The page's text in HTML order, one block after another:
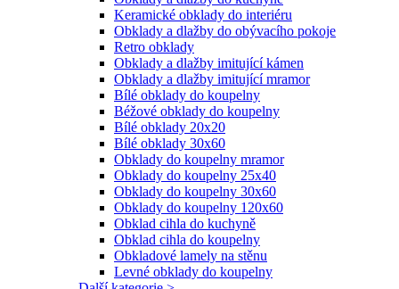
Keramické obklady do interiéru
Obklady a dlažby do obývacího pokoje
Retro obklady
Obklady a dlažby imitující kámen
Obklady a dlažby imitující mramor
Bílé obklady do koupelny
Béžové obklady do koupelny
Bílé obklady 20x20
Bílé obklady 30x60
Obklady do koupelny mramor
Obklady do koupelny 25x40
Obklady do koupelny 30x60
Obklady do koupelny 120x60
Obklad cihla do kuchyně
Obklad cihla do koupelny
Obkladové lamely na stěnu
Levné obklady do koupelny